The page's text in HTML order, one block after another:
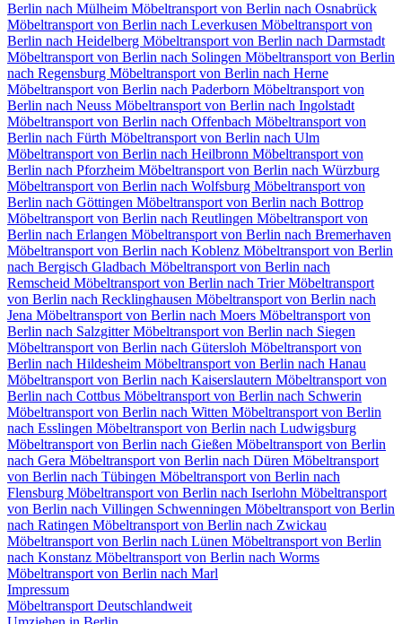
Berlin nach Mülheim Möbeltransport von Berlin nach Osnabrück
Möbeltransport von Berlin nach Leverkusen Möbeltransport von
Berlin nach Heidelberg Möbeltransport von Berlin nach Darmstadt
Möbeltransport von Berlin nach Solingen Möbeltransport von Berlin
nach Regensburg Möbeltransport von Berlin nach Herne
Möbeltransport von Berlin nach Paderborn Möbeltransport von
Berlin nach Neuss Möbeltransport von Berlin nach Ingolstadt
Möbeltransport von Berlin nach Offenbach Möbeltransport von
Berlin nach Fürth Möbeltransport von Berlin nach Ulm
Möbeltransport von Berlin nach Heilbronn Möbeltransport von
Berlin nach Pforzheim Möbeltransport von Berlin nach Würzburg
Möbeltransport von Berlin nach Wolfsburg Möbeltransport von
Berlin nach Göttingen Möbeltransport von Berlin nach Bottrop
Möbeltransport von Berlin nach Reutlingen Möbeltransport von
Berlin nach Erlangen Möbeltransport von Berlin nach Bremerhaven
Möbeltransport von Berlin nach Koblenz Möbeltransport von Berlin
nach Bergisch Gladbach Möbeltransport von Berlin nach
Remscheid Möbeltransport von Berlin nach TrierMöbeltransport
von Berlin nach Recklinghausen Möbeltransport von Berlin nach
Jena Möbeltransport von Berlin nach Moers Möbeltransport von
Berlin nach SalzgitterMöbeltransport von Berlin nach Siegen
Möbeltransport von Berlin nach Gütersloh Möbeltransport von
Berlin nach Hildesheim Möbeltransport von Berlin nach Hanau
Möbeltransport von Berlin nach Kaiserslautern Möbeltransport von
Berlin nach Cottbus Möbeltransport von Berlin nach Schwerin
Möbeltransport von Berlin nach Witten Möbeltransport von Berlin
nach Esslingen Möbeltransport von Berlin nach Ludwigsburg
Möbeltransport von Berlin nach Gießen Möbeltransport von Berlin
nach Gera Möbeltransport von Berlin nach Düren Möbeltransport
von Berlin nach Tübingen Möbeltransport von Berlin nach
Flensburg Möbeltransport von Berlin nach Iserlohn Möbeltransport
von Berlin nach Villingen Schwenningen⁠ Möbeltransport von Berlin
nach Ratingen Möbeltransport von Berlin nach Zwickau
Möbeltransport von Berlin nach Lünen Möbeltransport von Berlin
nach Konstanz Möbeltransport von Berlin nach Worms
Möbeltransport von Berlin nach Marl
Impressum
Möbeltransport Deutschlandweit